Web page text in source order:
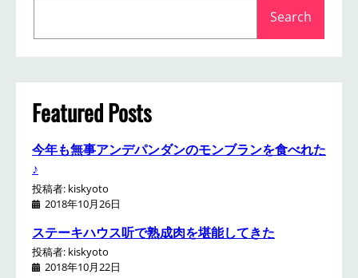
a
r
c
h
Search
Featured Posts
今年も無事アンデパンダンのモンブランを食べれた
♪
投稿者: kiskyoto
2018年10月26日
ステーキハウス听で熟成肉を堪能してきた
投稿者: kiskyoto
2018年10月22日